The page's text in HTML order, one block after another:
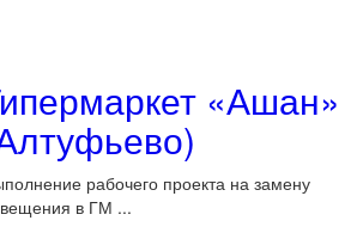
«Ашан»
рабочего проекта на замену
в ГМ ...